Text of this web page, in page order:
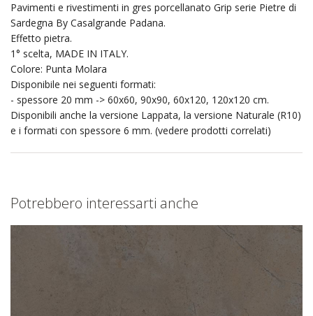
Pavimenti e rivestimenti in gres porcellanato Grip serie Pietre di
Sardegna By Casalgrande Padana.
Effetto pietra.
1° scelta, MADE IN ITALY.
Colore: Punta Molara
Disponibile nei seguenti formati:
- spessore 20 mm -> 60x60, 90x90, 60x120, 120x120 cm.
Disponibili anche la versione Lappata, la versione Naturale (R10)
e i formati con spessore 6 mm. (vedere prodotti correlati)
Potrebbero interessarti anche